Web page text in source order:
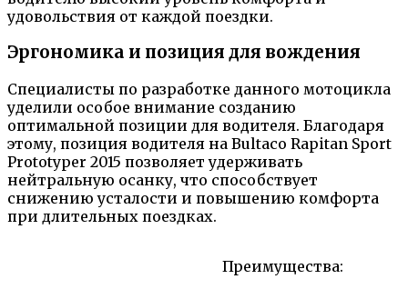
удовольствия от каждой поездки.
Эргономика и позиция для вождения
Специалисты по разработке данного мотоцикла
уделили особое внимание созданию
оптимальной позиции для водителя. Благодаря
этому, позиция водителя на Bultaco Rapitan Sport
Prototyper 2015 позволяет удерживать
нейтральную осанку, что способствует
снижению усталости и повышению комфорта
при длительных поездках.
Преимущества: